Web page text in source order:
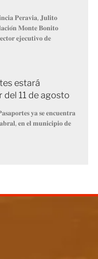
𝐏𝐞𝐫𝐚𝐯𝐢𝐚, 𝐉𝐮𝐥𝐢𝐭𝐨
𝐌𝐨𝐧𝐭𝐞 𝐁𝐨𝐧𝐢𝐭𝐨
𝐞𝐣𝐞𝐜𝐮𝐭𝐢𝐯𝐨 𝐝𝐞
estará
del 11 de agosto
𝐲𝐚 𝐬𝐞 𝐞𝐧𝐜𝐮𝐞𝐧𝐭𝐫𝐚
𝐞𝐧 𝐞𝐥 𝐦𝐮𝐧𝐢𝐜𝐢𝐩𝐢𝐨 𝐝𝐞